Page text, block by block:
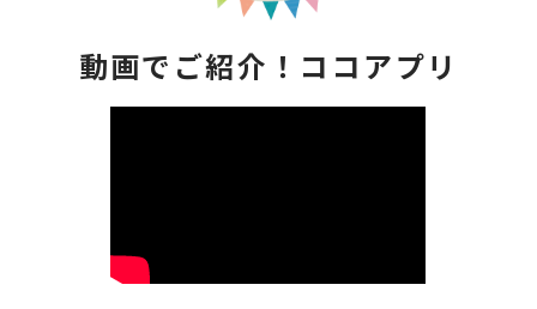
動画でご紹介！ココアプリ